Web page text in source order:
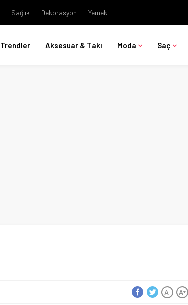
Sağlık Dekorasyon Yemek
Trendler Aksesuar & Takı Moda Saç
A+
A-